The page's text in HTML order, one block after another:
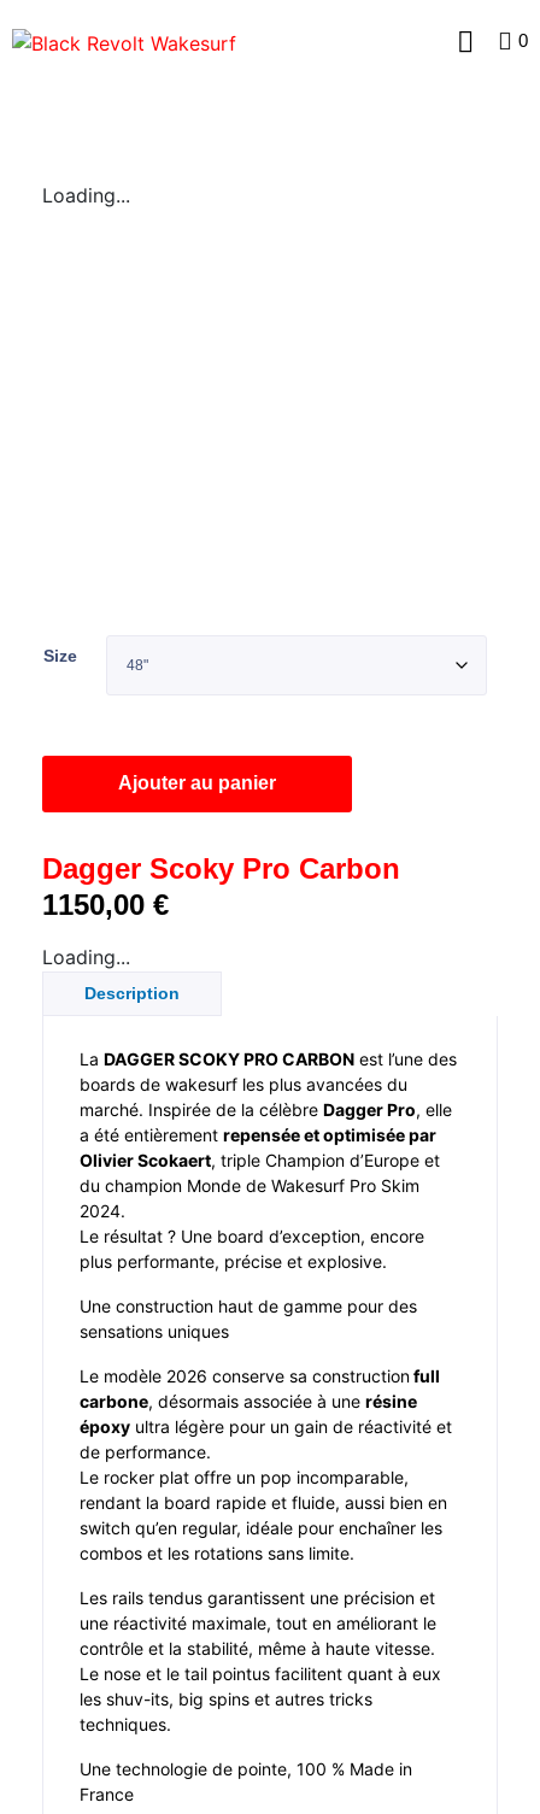
0
Loading...
Size
Ajouter au panier
Dagger Scoky Pro Carbon
1150,00 €
Loading...
Description
La DAGGER SCOKY PRO CARBON est l’une des
boards de wakesurf les plus avancées du
marché. Inspirée de la célèbre Dagger Pro, elle
a été entièrement repensée et optimisée par
Olivier Scokaert, triple Champion d’Europe et
du champion Monde de Wakesurf Pro Skim
2024.
Le résultat ? Une board d’exception, encore
plus performante, précise et explosive.
Une construction haut de gamme pour des
sensations uniques
Le modèle 2026 conserve sa constructionfull
carbone, désormais associée à une résine
époxy ultra légère pour un gain de réactivité et
de performance.
Le rocker plat offre un pop incomparable,
rendant la board rapide et fluide, aussi bien en
switch qu’en regular, idéale pour enchaîner les
combos et les rotations sans limite.
Les rails tendus garantissent une précision et
une réactivité maximale, tout en améliorant le
contrôle et la stabilité, même à haute vitesse.
Le nose et le tail pointus facilitent quant à eux
les shuv-its, big spins et autres tricks
techniques.
Une technologie de pointe, 100 % Made in
France